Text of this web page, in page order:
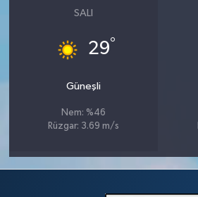
SALI
29°
Güneşli
Nem: %46
Rüzgar: 3.69 m/s